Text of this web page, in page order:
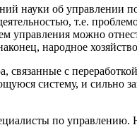
науки об управ­лении
т.е.
управления можно
народное
связанные с
систему, и сильно
по управле­нию.